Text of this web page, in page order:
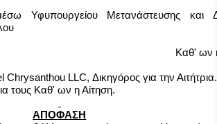
Υφυπουργείου Μετανάστευσης και
Καθ' ων
Chrysanthou LLC, Δικηγόρος για την Αιτήτρια.
τους Καθ' ων η Αίτηση.
ΑΠΟΦΑΣΗ